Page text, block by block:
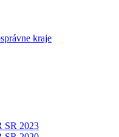
kraje
SR 2023